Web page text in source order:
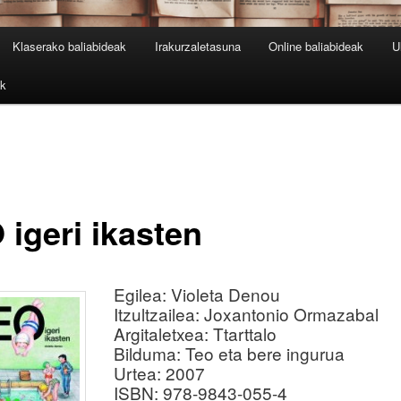
Klaserako baliabideak Irakurzaletasuna Online baliabideak
igeri ikasten
Egilea: Violeta Denou
Itzultzailea: Joxantonio Ormazabal
Argitaletxea: Ttarttalo
Bilduma: Teo eta bere ingurua
Urtea: 2007
ISBN: 978-9843-055-4